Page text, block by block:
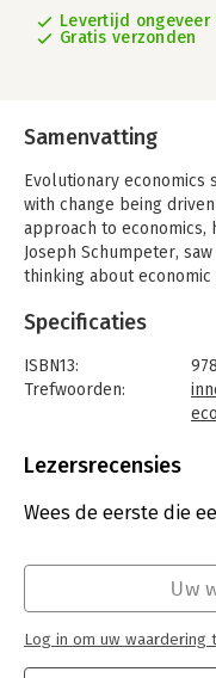
Levertijd ongeveer
Gratis verzonden
Samenvatting
Evolutionary economics
with change being
approach to
Joseph Schumpeter,
thinking about
Theory of Economic
In this long-awaited
figures in the field of
detail how this
active. Providing the
of the diverse fields
Specificaties
ISBN13:
Trefwoorden:
Bindwijze:
Uitgever:
Hoofdrubriek:
Lezersrecensies
Wees de eerste die
Uw
Log in om uw waardering